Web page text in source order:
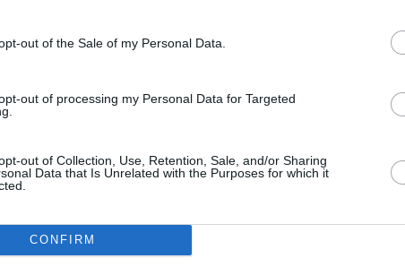
out of the Sale of my Personal Data.
out of processing my Personal Data for Targeted
out of Collection, Use, Retention, Sale, and/or Sharing
Data that Is Unrelated with the Purposes for which it
CONFIRM